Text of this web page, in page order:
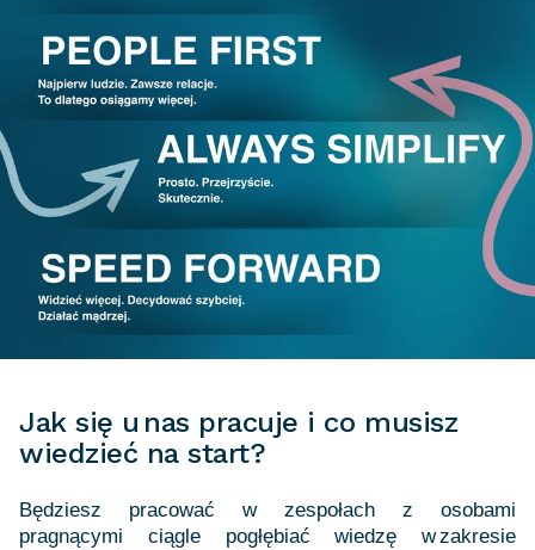
Jak się u nas pracuje i co musisz
wiedzieć na start?
Będziesz pracować w zespołach z osobami
pragnącymi ciągle pogłębiać wiedzę w zakresie